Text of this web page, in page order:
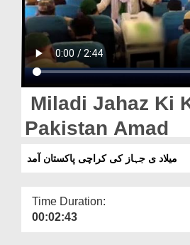
Donation
Blog
Magazine
Miladi Jahaz Ki
Pakistan Amad
میلاد ی جہاز کی کراچی پاکستان آمد
Time Duration:
00:02:43